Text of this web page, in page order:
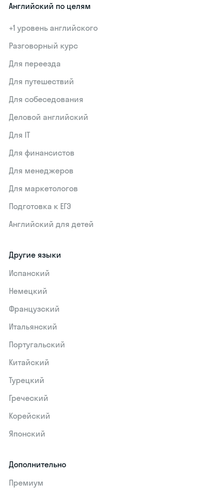
Английский по целям
+1 уровень английского
Разговорный курс
Для переезда
Для путешествий
Для собеседования
Деловой английский
Для IT
Для финансистов
Для менеджеров
Для маркетологов
Подготовка к ЕГЭ
Английский для детей
Другие языки
Испанский
Немецкий
Французский
Итальянский
Португальский
Китайский
Турецкий
Греческий
Корейский
Японский
Дополнительно
Премиум